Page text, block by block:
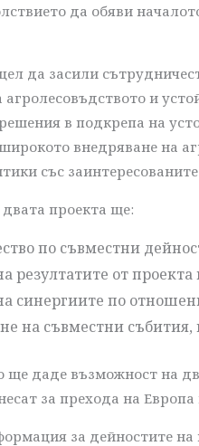
да обяви
да засили
агролесовъдството и
в подкрепа на
внедряване на
със
проекта ще:
по съвместни
резултатите от
синергиите по
на съвместни
ще даде възможност на
за прехода на
за дейностите на